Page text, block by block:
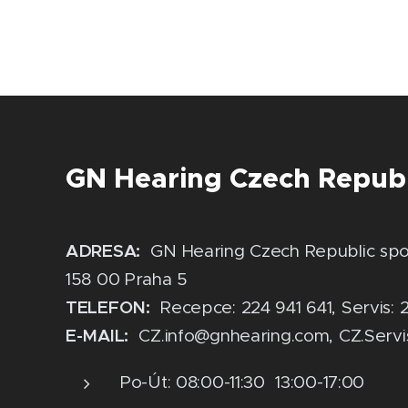
GN Hearing Czech
ADRESA: GN Hearing Czech Republic
158 00 Praha 5
TELEFON: Recepce: 224 941 641, Servis:
E-MAIL: CZ.info@gnhearing.com,
Po-Út: 08:00-11:30 13:00-17:00